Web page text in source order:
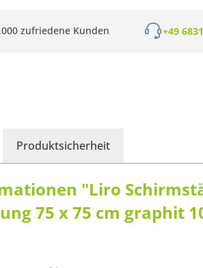
zufriedene Kunden +49
Produktsicherheit
"Liro
75 x 75 cm graphit